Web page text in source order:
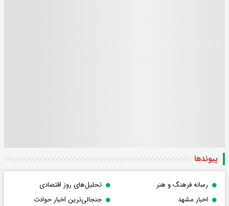
پیوندها
رسانه فرهنگ و هنر
تحلیل‌های روز اقتصادی
اخبار مشهد
جنجالی‌ترین اخبار حوادث